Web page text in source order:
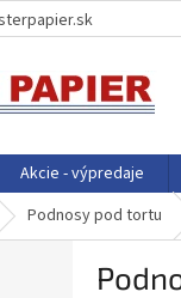
Akcie - výpredaje
Podnosy pod tortu